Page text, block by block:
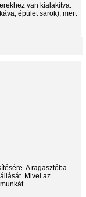
van kialakítva.
épület sarok), mert
A ragasztóba
Mivel az